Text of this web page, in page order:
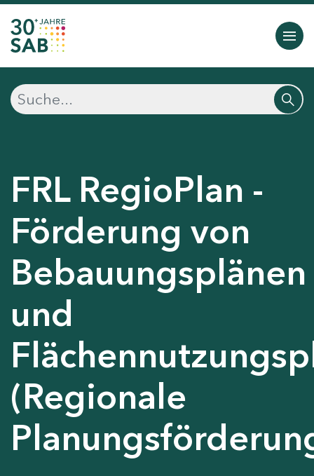
FRL RegioPlan -
Förderung von
Bebauungsplänen
und
(Regionale